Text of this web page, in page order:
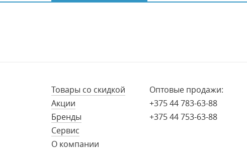
Товары со скидкой
Акции
Бренды
Сервис
О компании
Оптовые продажи:
+375 44 783-63-88
+375 44 753-63-88